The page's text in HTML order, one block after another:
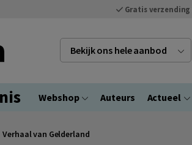
Gratis verzending
Bekijk ons hele aanbod
Webshop Auteurs Actueel
Verhaal van Gelderland